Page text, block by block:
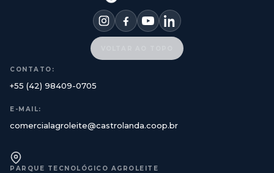
CONTATO:
+55 (42) 98409-0705
E-MAIL:
comercialagroleite@castrolanda.coop.br
PARQUE TECNOLÓGICO AGROLEITE